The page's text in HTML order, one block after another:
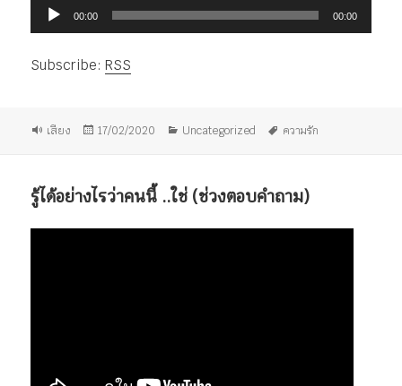
เสียง
00:00 00:00
Subscribe: RSS
รูป
เสียง
เขียน
17/02/2020
หมวด
Uncategorized
ป้าย
ความรัก
รู้ได้อย่างไรว่าคนนี้ ..​ใช่ (ช่วงตอบคำถาม)